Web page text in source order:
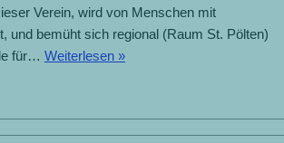
Verein, wird von Menschen mit
und bemüht sich regional (Raum St. Pölten)
für… Weiterlesen »